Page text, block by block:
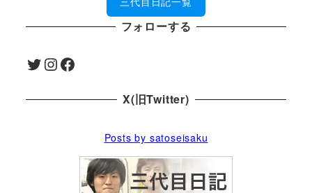
フォローする
Twitter InstagramFacebook
X(旧Twitter)
Posts by satoseisaku